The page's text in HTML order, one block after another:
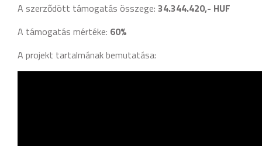
A szerződött támogatás összege: 34.344.420,- HUF
A támogatás mértéke: 60%
A projekt tartalmának bemutatása: